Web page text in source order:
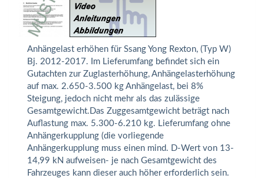
Anhängelast erhöhen für Ssang Yong Rexton, (Typ W)
Bj. 2012-2017. Im Lieferumfang befindet sich ein
Gutachten zur Zuglasterhöhung, Anhängelasterhöhung
auf max. 2.650-3.500 kg Anhängelast, bei 8%
Steigung, jedoch nicht mehr als das zulässige
Gesamtgewicht.Das Zuggesamtgewicht beträgt nach
Auflastung max. 5.300-6.210 kg. Lieferumfang ohne
Anhängerkupplung (die vorliegende
Anhängerkupplung muss einen mind. D-Wert von 13-
14,99 kN aufweisen- je nach Gesamtgewicht des
Fahrzeuges kann dieser auch höher erforderlich sein.